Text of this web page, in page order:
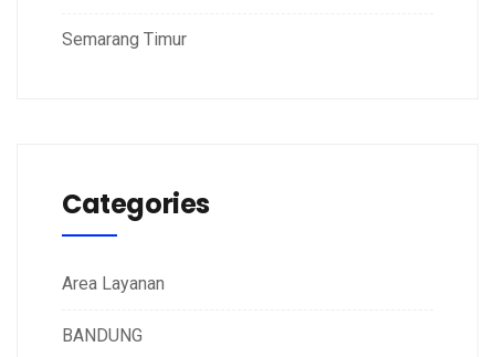
Semarang Timur
Categories
Area Layanan
BANDUNG